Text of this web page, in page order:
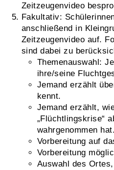
Zeitzeugenvideo
Fakultativ:
anschließend in
Zeitzeugenvideo auf.
sind dabei zu
Themenauswahl:
ihre/seine
Jemand erzählt
kennt.
Jemand erzählt,
„Flüchtlingskrise“
wahrgenommen hat.
Vorbereitung auf
Vorbereitung
Auswahl des